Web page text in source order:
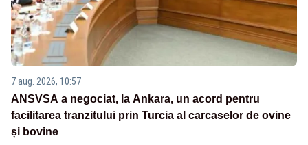
7 aug. 2026, 10:57
ANSVSA a negociat, la Ankara, un acord pentru
facilitarea tranzitului prin Turcia al carcaselor de ovine
și bovine